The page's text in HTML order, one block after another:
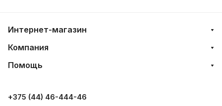
Интернет-магазин
Компания
Помощь
+375 (44) 46-444-46